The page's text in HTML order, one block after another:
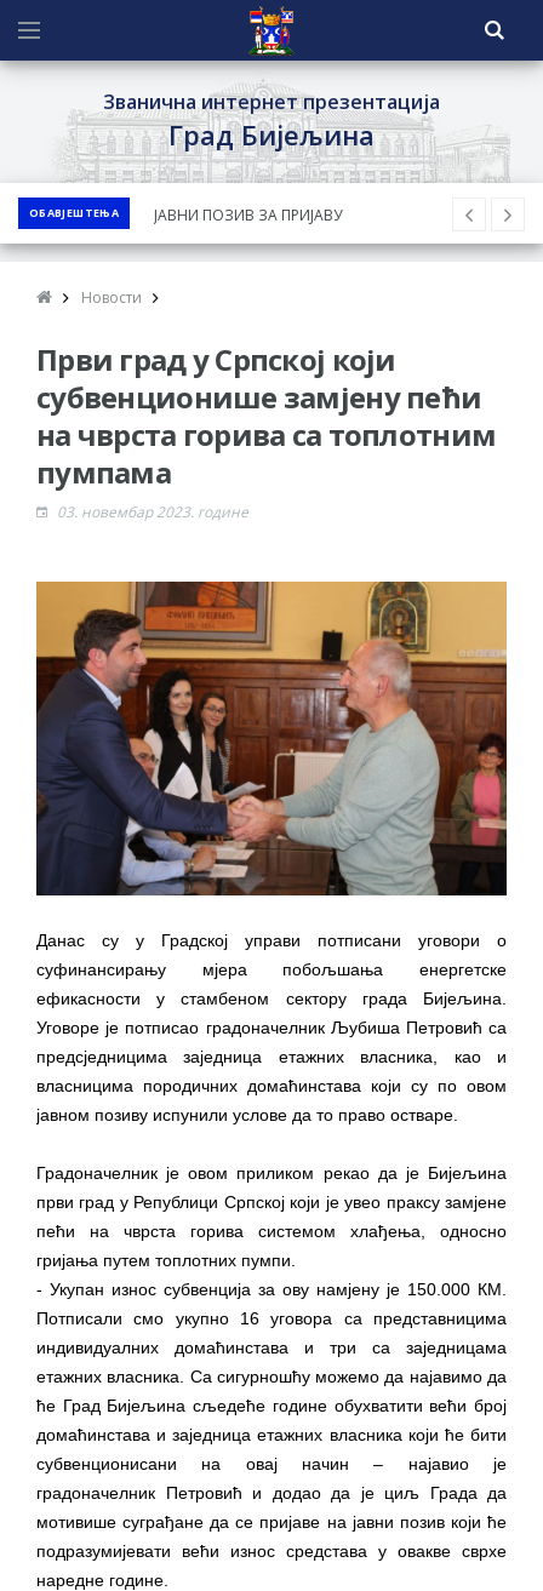
Званична интернет презентација
Град Бијељина
ОБАВЈЕШТЕЊА
ЈАВНИ ПОЗИВ ЗА ПРИЈАВУ
НЕПРОПИСНОГ ОДЛАГАЊА ОТПАДА УЗ
БЕСПОВРАТНИХ СРЕДСТАВА ЗА
СУФИНАНСИРАЊЕ КУПОВИНЕ СЕОСКЕ
КУЋЕ СА ОКУЋНИЦОМ НА ТЕРИТОРИЈИ
ГРАДА БИЈЕЉИНА ЗА 2026. ГОДИНУ
Обавјештење за предузетника - Ненад
Нукић
КАНДИДАТА КОЈИ СУ ОСТВАРИЛИ ПРАВО
НА ГРАДСКИ МЈЕСЕЧНИ БОРАЧКИ
ДОДАТАК ЗА ДЕМОБИЛИСАНЕ БОРЦЕ
ВОЈСКЕ РЕПУБЛИКЕ СРПСКЕ У СТАЊУ
СОЦИЈАЛНЕ ПОТРЕБЕ
Обрасци захтјева за регресирано
гориво доступни од 13. марта до 15.
новембра
Захтјев за издавање ПОНОСНЕ КАРТИЦЕ
7. августа
Обавјештење за предузетника - Вера
Ујић
Новости
Први град у Српској који
субвенционише замјену пећи
на чврста горива са топлотним
пумпама
03. новембар 2023. године
Данас су у Градској управи потписани уговори о
суфинансирању мјера побољшања енергетске
ефикасности у стамбеном сектору града Бијељина.
Уговоре је потписао градоначелник Љубиша Петровић са
предсједницима заједница етажних власника, као и
власницима породичних домаћинстава који су по овом
јавном позиву испунили услове да то право остваре.
Градоначелник је овом приликом рекао да је Бијељина
први град у Републици Српској који је увео праксу замјене
пећи на чврста горива системом хлађења, односно
гријања путем топлотних пумпи.
- Укупан износ субвенција за ову намјену је 150.000 КМ.
Потписали смо укупно 16 уговора са представницима
индивидуалних домаћинстава и три са заједницама
етажних власника. Са сигурношћу можемо да најавимо да
ће Град Бијељина сљедеће године обухватити већи број
домаћинстава и заједница етажних власника који ће бити
субвенционисани на овај начин – најавио је
градоначелник Петровић и додао да је циљ Града да
мотивише суграђане да се пријаве на јавни позив који ће
подразумијевати већи износ средстава у овакве сврхе
наредне године.